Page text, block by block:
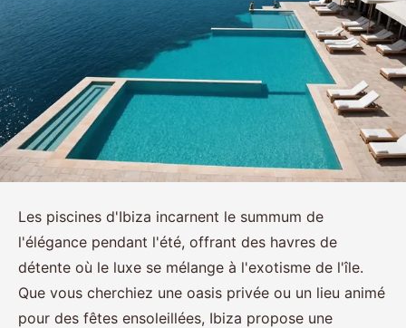
Les piscines d'Ibiza incarnent le summum de
l'élégance pendant l'été, offrant des havres de
détente où le luxe se mélange à l'exotisme de l'île.
Que vous cherchiez une oasis privée ou un lieu animé
pour des fêtes ensoleillées, Ibiza propose une